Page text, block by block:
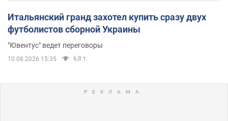
Итальянский гранд захотел купить сразу двух
футболистов сборной Украины
"Ювентус" ведет переговоры
10.08.2026 15:35 6,8 т.